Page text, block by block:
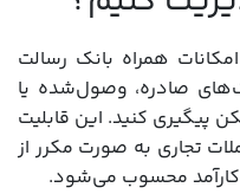
همراه بانک رسالت
صادره، وصول‌شده یا
پیگیری کنید. این قابلیت
تجاری به صورت مکرر از
کارآمد محسوب می‌شود.